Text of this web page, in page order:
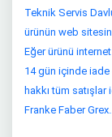
Teknik Servis
ürünün web
Eğer ürünü
14 gün içinde iade
hakkı tüm satışlar
Franke Faber Grex...